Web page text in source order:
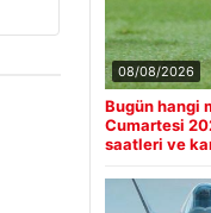
08/08/2026
Bugün hangi
Cumartesi
saatleri ve